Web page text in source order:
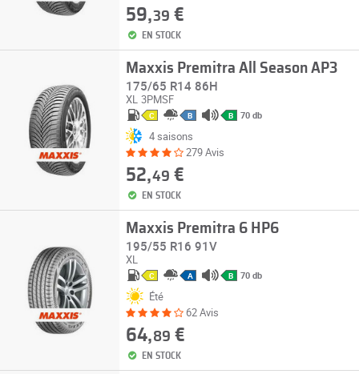
59,39 €
EN STOCK
Maxxis Premitra All Season AP3
175/65 R14 86H
XL 3PMSF
C B B 70 db
4 saisons
279 Avis
52,49 €
EN STOCK
Maxxis Premitra 6 HP6
195/55 R16 91V
XL
C A B 70 db
Été
62 Avis
64,89 €
EN STOCK